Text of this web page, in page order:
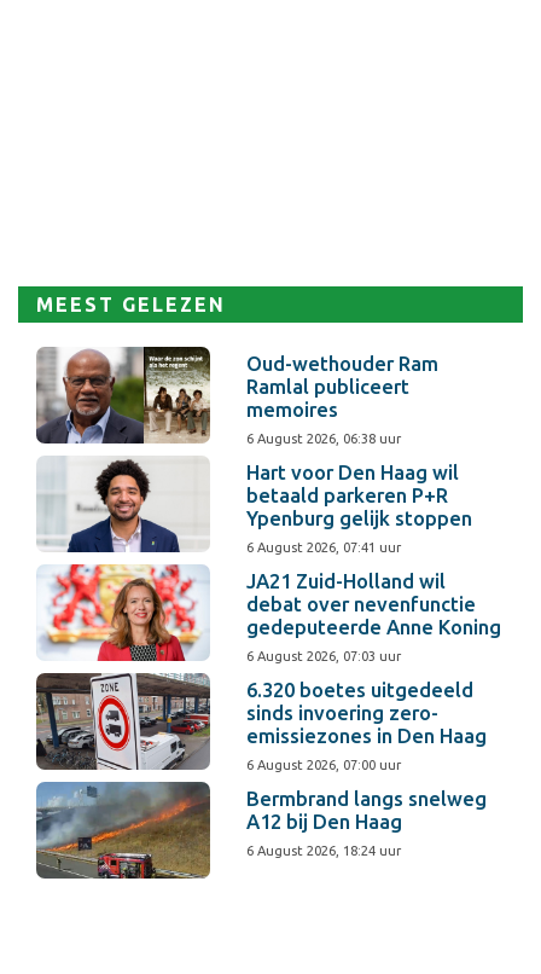
MEEST GELEZEN
Oud-wethouder Ram
Ramlal publiceert
memoires
6 August 2026, 06:38 uur
Hart voor Den Haag wil
betaald parkeren P+R
Ypenburg gelijk stoppen
6 August 2026, 07:41 uur
JA21 Zuid-Holland wil
debat over nevenfunctie
gedeputeerde Anne Koning
6 August 2026, 07:03 uur
6.320 boetes uitgedeeld
sinds invoering zero-
emissiezones in Den Haag
6 August 2026, 07:00 uur
Bermbrand langs snelweg
A12 bij Den Haag
6 August 2026, 18:24 uur